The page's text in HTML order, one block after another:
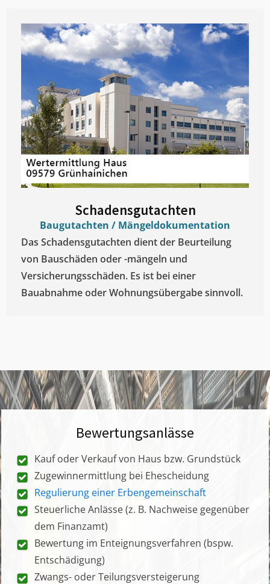
Schadensgutachten
Baugutachten / Mängeldokumentation
Das Schadensgutachten dient der Beurteilung
von Bauschäden oder -mängeln und
Versicherungsschäden. Es ist bei einer
Bauabnahme oder Wohnungsübergabe sinnvoll.
Bewertungsanlässe
Kauf oder Verkauf von Haus bzw. Grundstück
Zugewinnermittlung bei Ehescheidung
Regulierung einer Erbengemeinschaft
Steuerliche Anlässe (z. B. Nachweise gegenüber
dem Finanzamt)
Bewertung im Enteignungsverfahren (bspw.
Entschädigung)
Zwangs- oder Teilungsversteigerung